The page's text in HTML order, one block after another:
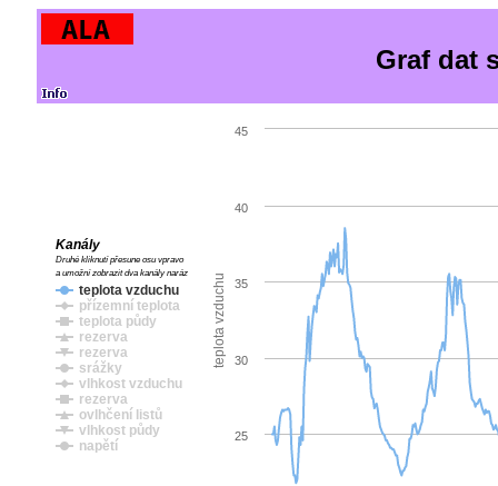
Graf dat
teplota vzduchu
teplota vzduchu
přízemní teplota
teplota půdy
rezerva
rezerva
srážky
vlhkost vzduchu
rezerva
ovlhčení listů
vlhkost půdy
napětí
Kanály
Druhé kliknutí přesune osu vpravo
a umožní zobrazit dva kanály naráz
25
30
35
40
45